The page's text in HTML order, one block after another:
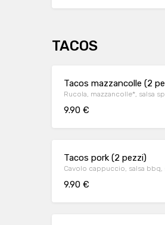
TACOS
Tacos mazzancolle (2
Rucola, mazzancolle*, salsa
9.90 €
Tacos pork (2 pezzi)
Cavolo cappuccio, salsa
9.90 €